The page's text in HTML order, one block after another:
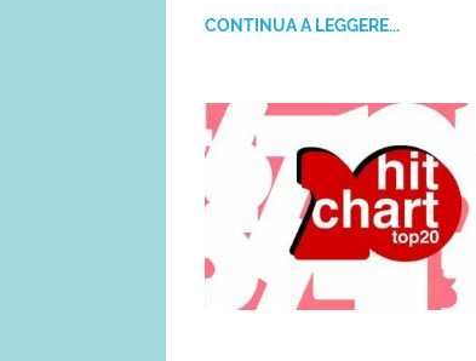
CONTINUA A LEGGERE...